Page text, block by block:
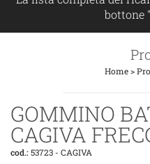
bottone
Home>
GOMMINO
CAGIVA
cod.:53723 - CAGIVA